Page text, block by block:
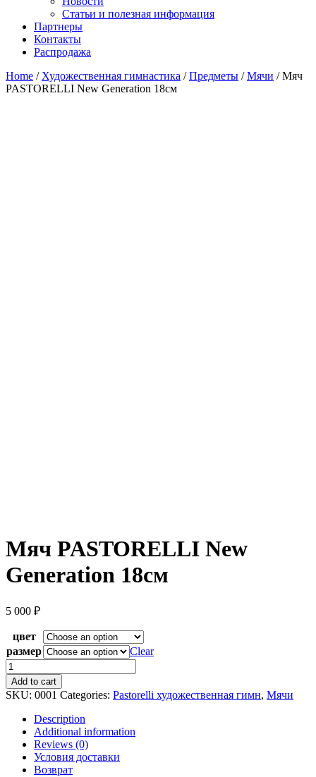
Статьи и полезная информация
Партнеры
Контакты
Распродажа
Home / Художественная гимнастика /Предметы /Мячи / Мяч
PASTORELLI New Generation 18см
Мяч PASTORELLI New
Generation 18см
5 000 ₽
цвет
размер
Clear
Мяч
PASTORELLI
New
Generation
18см
quantity
Add to cart
SKU: 0001 Categories: Pastorelli художественная гимн, Мячи
Description
Additional information
Reviews (0)
Условия доставки
Возврат